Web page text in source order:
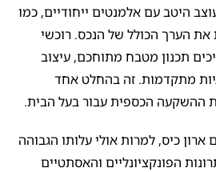
היטב עם אלמנטים ייחודיים, כמו
את הערך הכולל של הנכס. רוכשי
תכנון מטבח מתוחכם, עיצוב
מתקדמות. זה בהחלט אחד
ההשקעה הכספית עבור בעל הבית.
כיס, למרות אולי עלותו הגבוהה
הפונקציונליים והאסתטיים